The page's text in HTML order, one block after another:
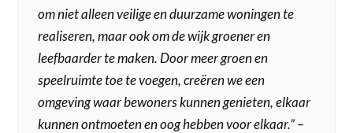
om niet alleen veilige en duurzame woningen te
realiseren, maar ook om de wijk groener en
leefbaarder te maken. Door meer groen en
speelruimte toe te voegen, creëren we een
omgeving waar bewoners kunnen genieten, elkaar
kunnen ontmoeten en oog hebben voor elkaar.”–